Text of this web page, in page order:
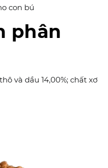
con bú
phân
và dầu 14,00%; chất xơ